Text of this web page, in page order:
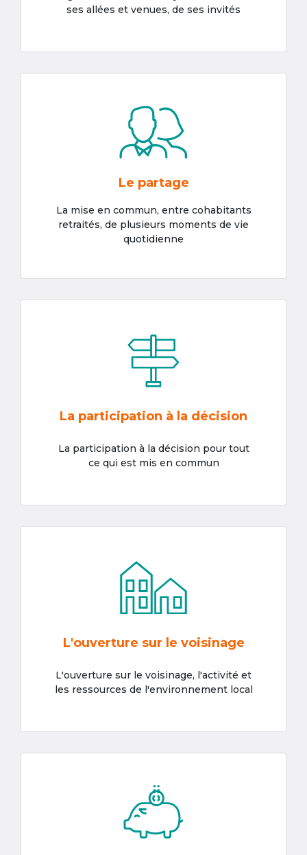
ses allées et venues, de ses invités
Le partage
La mise en commun, entre cohabitants
retraités, de plusieurs moments de vie
quotidienne
La participation à la décision
La participation à la décision pour tout
ce qui est mis en commun
L'ouverture sur le voisinage
L'ouverture sur le voisinage, l'activité et
les ressources de l'environnement local